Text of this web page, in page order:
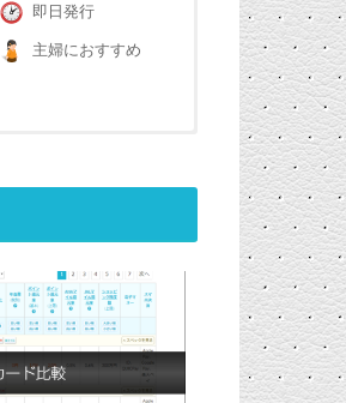
即日発行
主婦におすすめ